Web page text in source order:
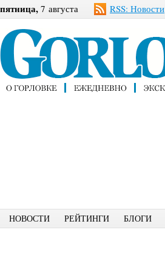
пятница, 7 августа RSS: Новости
НОВОСТИ РЕЙТИНГИ БЛОГИ